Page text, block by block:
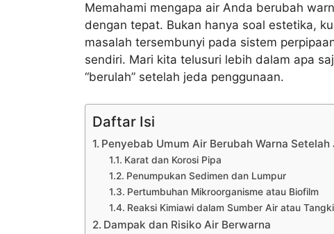
Memahami mengapa air Anda berubah
dengan tepat. Bukan hanya soal estetika,
masalah tersembunyi pada sistem
sendiri. Mari kita telusuri lebih dalam apa
“berulah” setelah jeda penggunaan.
Daftar Isi
Penyebab Umum Air Berubah Warna Setelah
Karat dan Korosi Pipa
Penumpukan Sedimen dan Lumpur
Pertumbuhan Mikroorganisme atau Biofilm
Reaksi Kimiawi dalam Sumber Air atau Tangki
Dampak dan Risiko Air Berwarna